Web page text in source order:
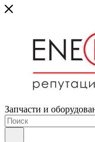
Запчасти и